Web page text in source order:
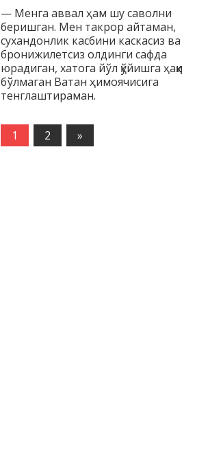
— Менга аввал ҳам шу саволни
беришган. Мен такрор айтаман,
сухандонлик касбини каскасиз ва
бронижилетсиз олдинги сафда
юрадиган, хатога йўл қўйишга ҳаққи
бўлмаган Ватан ҳимоячисига
тенглаштираман.
1 2
Следующие
записи
»